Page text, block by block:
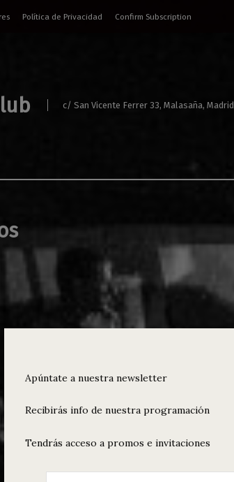
Política de Privacidad Confirm Subscription
c/ San Vicente Ferrer 33, Malasaña, Madrid
Apúntate a nuestra newsletter
Recibirás info de nuestra programación
Tendrás acceso a promos e invitaciones